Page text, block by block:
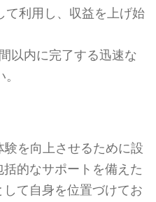
て利用し、収益を上げ始
以内に完了する迅速な
験を向上させるために設
的なサポートを備えた
て自身を位置づけてお